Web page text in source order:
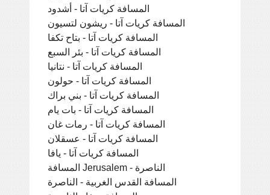
المسافة كريات آتا - أشدود
المسافة كريات آتا - ريشون لتسيون
المسافة كريات آتا - بتاح تكفا
المسافة كريات آتا - بئر السبع
المسافة كريات آتا - نتانيا
المسافة كريات آتا - حولون
المسافة كريات آتا - بني براك
المسافة كريات آتا - بات يام
المسافة كريات آتا - رمات غان
المسافة كريات آتا - عسقلان
المسافة كريات آتا - يافا
المسافة Jerusalem - الناصرة
المسافة القدس الغربية - الناصرة